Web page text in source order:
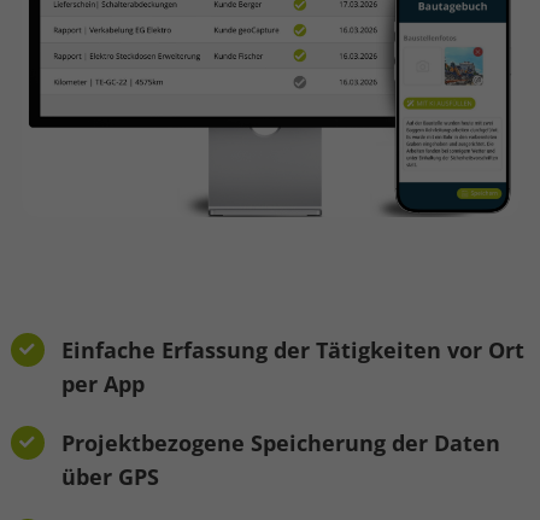
Einfache Erfassung der Tätigkeiten vor Ort
per App
Projektbezogene Speicherung der Daten
über GPS